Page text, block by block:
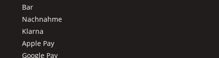
Bar
Nachnahme
Klarna
Apple Pay
Google Pay